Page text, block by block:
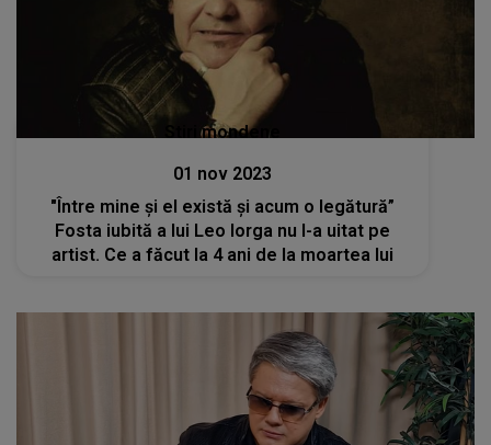
Stiri mondene
01 nov 2023
"Între mine și el există și acum o legătură”
Fosta iubită a lui Leo Iorga nu l-a uitat pe
artist. Ce a făcut la 4 ani de la moartea lui